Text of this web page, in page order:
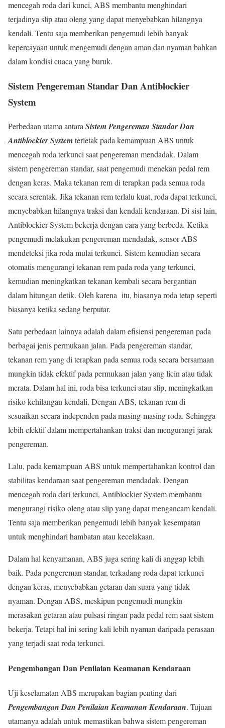
mencegah roda dari kunci, ABS membantu menghindari
terjadinya slip atau oleng yang dapat menyebabkan hilangnya
kendali. Tentu saja memberikan pengemudi lebih banyak
kepercayaan untuk mengemudi dengan aman dan nyaman bahkan
dalam kondisi cuaca yang buruk.
Sistem Pengereman Standar Dan Antiblockier
System
Perbedaan utama antaraSistem Pengereman Standar Dan
Antiblockier Systemterletak pada kemampuan ABS untuk
mencegah roda terkunci saat pengereman mendadak. Dalam
sistem pengereman standar, saat pengemudi menekan pedal rem
dengan keras. Maka tekanan rem di terapkan pada semua roda
secara serentak. Jika tekanan rem terlalu kuat, roda dapat terkunci,
menyebabkan hilangnya traksi dan kendali kendaraan. Di sisi lain,
Antiblockier System bekerja dengan cara yang berbeda. Ketika
pengemudi melakukan pengereman mendadak, sensor ABS
mendeteksi jika roda mulai terkunci. Sistem kemudian secara
otomatis mengurangi tekanan rem pada roda yang terkunci,
kemudian meningkatkan tekanan kembali secara bergantian
dalam hitungan detik. Oleh karena itu, biasanya roda tetap seperti
biasanya ketika sedang berputar.
Satu perbedaan lainnya adalah dalam efisiensi pengereman pada
berbagai jenis permukaan jalan. Pada pengereman standar,
tekanan rem yang di terapkan pada semua roda secara bersamaan
mungkin tidak efektif pada permukaan jalan yang licin atau tidak
merata. Dalam hal ini, roda bisa terkunci atau slip, meningkatkan
risiko kehilangan kendali. Dengan ABS, tekanan rem di
sesuaikan secara independen pada masing-masing roda. Sehingga
lebih efektif dalam mempertahankan traksi dan mengurangi jarak
pengereman.
Lalu, pada kemampuan ABS untuk mempertahankan kontrol dan
stabilitas kendaraan saat pengereman mendadak. Dengan
mencegah roda dari terkunci, Antiblockier System membantu
mengurangi risiko oleng atau slip yang dapat mengancam kendali.
Tentu saja memberikan pengemudi lebih banyak kesempatan
untuk menghindari hambatan atau kecelakaan.
Dalam hal kenyamanan, ABS juga sering kali di anggap lebih
baik. Pada pengereman standar, terkadang roda dapat terkunci
dengan keras, menyebabkan getaran dan suara yang tidak
nyaman. Dengan ABS, meskipun pengemudi mungkin
merasakan getaran atau pulsasi ringan pada pedal rem saat sistem
bekerja. Tetapi hal ini sering kali lebih nyaman daripada perasaan
yang terjadi saat roda terkunci.
Pengembangan Dan Penilaian Keamanan Kendaraan
Uji keselamatan ABS merupakan bagian penting dari
Pengembangan Dan Penilaian Keamanan Kendaraan. Tujuan
utamanya adalah untuk memastikan bahwa sistem pengereman